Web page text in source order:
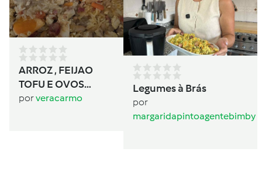
ARROZ , FEIJAO
TOFU E OVOS
ESCALFADOS
porveracarmo
Legumes à Brás
por
margaridapintoagentebimby